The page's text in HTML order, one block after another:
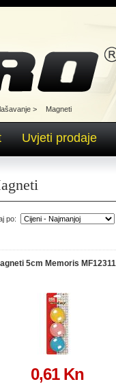
> Magneti
Uvjeti prodaje
po:
5cm Memoris
0,61 Kn